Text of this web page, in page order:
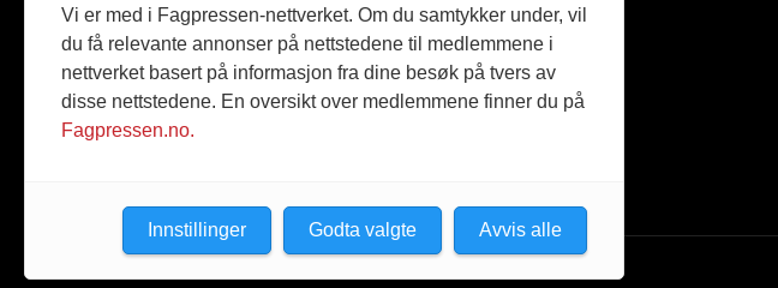
Vi er med i Fagpressen-nettverket. Om du samtykker under, vil
du få relevante annonser på nettstedene til medlemmene i
nettverket basert på informasjon fra dine besøk på tvers av
disse nettstedene. En oversikt over medlemmene finner du på
Fagpressen.no.
Avvis alle
Godta valgte
Innstillinger